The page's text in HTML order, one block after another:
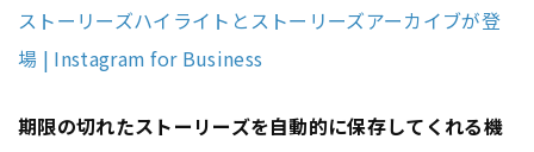
ストーリーズハイライトとストーリーズアーカイブが登
場 | Instagram for Business
期限の切れたストーリーズを自動的に保存してくれる機